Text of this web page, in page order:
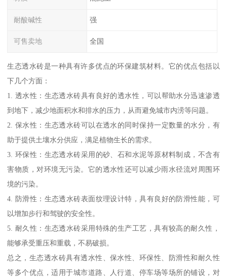
耐酸碱性 强
可售卖地 全国
生态透水砖是一种具有许多优点的环保建筑材料。它的优点包括以
下几个方面：
1. 透水性：生态透水砖具有良好的透水性，可以帮助水分迅速渗透
到地下，减少地面积水和排水的压力，从而避免城市内涝等问题。
2. 保水性：生态透水砖可以在透水的同时保持一定数量的水分，有
助于提供土壤水分供应，满足植物生长的需求。
3. 环保性：生态透水砖采用的砂、石和水泥等原材料制成，不含有
害物质，对环境无污染。它的透水性还可以减少雨水径流对周围环
境的污染。
4. 防滑性：生态透水砖表面纹理设计特，具有良好的防滑性能，可
以增加步行和驾驶的安全性。
5. 耐久性：生态透水砖采用特殊的生产工艺，具有较高的耐久性，
能够承受重压和重载，不易破损。
总之，生态透水砖具有透水性、保水性、环保性、防滑性和耐久性
等多个优点，适用于城市道路、人行道、停车场等场所的铺设，对